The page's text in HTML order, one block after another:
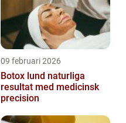
09 februari 2026
Botox lund naturliga
resultat med medicinsk
precision